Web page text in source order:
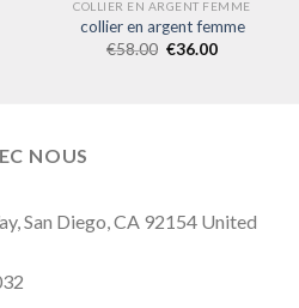
COLLIER EN ARGENT FEMME
collier en argent femme
€58.00 €36.00
NOUS
San Diego, CA 92154 United